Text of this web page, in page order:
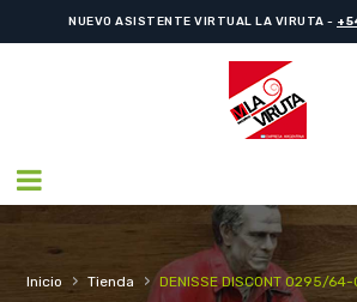
NUEVO ASISTENTE VIRTUAL LA VIRUTA -
Inicio › Tienda › DENISSE DISCONT 0295/64-